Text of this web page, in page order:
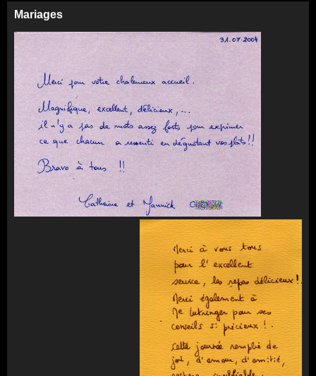
Mariages